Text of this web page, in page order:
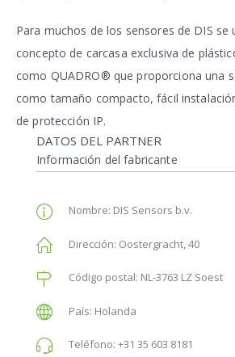
Para muchos de los sensores de DIS se
concepto de carcasa exclusiva de
como QUADRO® que proporciona una
como tamaño compacto, fácil
de protección IP.
DATOS DEL PARTNER
Información del fabricante
Nombre: DIS Sensors b.v.
Dirección: Oostergracht, 40
Código postal: NL-3763 LZ Soest
País: Holanda
Teléfono: +31 35 603 8181